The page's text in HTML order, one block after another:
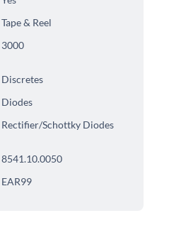
Tape & Reel
3000
Discretes
Diodes
Rectifier/Schottky Diodes
8541.10.0050
EAR99